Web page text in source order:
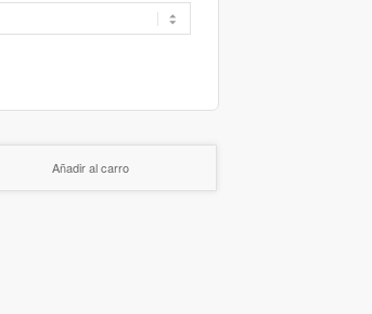
Añadir al carro